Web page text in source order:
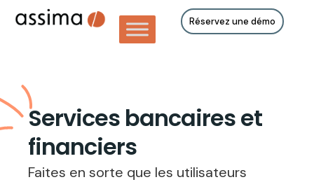
Réservez une démo
Services bancaires et
financiers
Faites en sorte que les utilisateurs